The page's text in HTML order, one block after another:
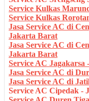
Service Kulkas
Service Kulkas
Jasa Service AC di
Jakarta Barat
Jasa Service AC di
Jakarta Barat
Service AC Jagakarsa
Jasa Service AC di
Jasa Service AC di
Service AC Cipedak -